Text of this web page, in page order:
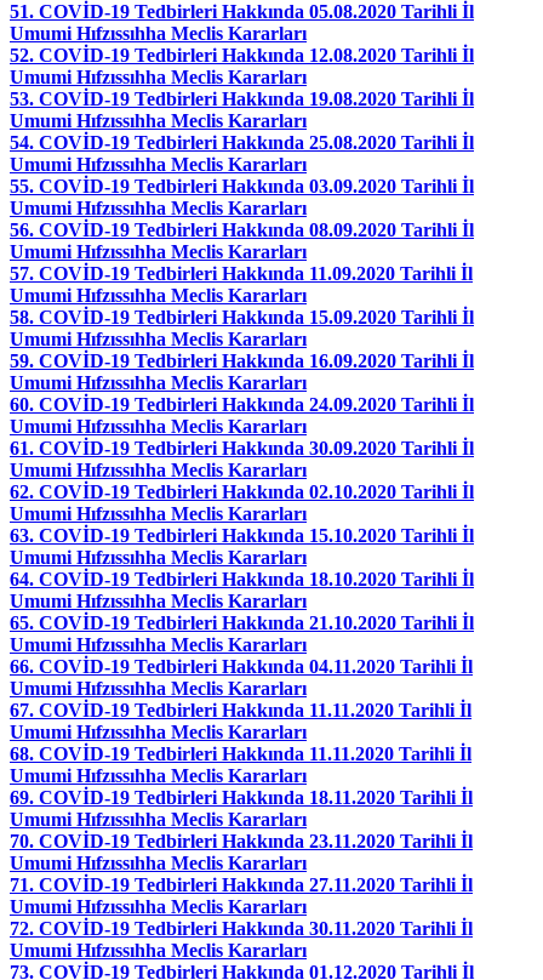
51. COVİD-19 Tedbirleri Hakkında 05.08.2020 Tarihli İl
Umumi Hıfzıssıhha Meclis Kararları
52. COVİD-19 Tedbirleri Hakkında 12.08.2020 Tarihli İl
Umumi Hıfzıssıhha Meclis Kararları
53. COVİD-19 Tedbirleri Hakkında 19.08.2020 Tarihli İl
Umumi Hıfzıssıhha Meclis Kararları
54. COVİD-19 Tedbirleri Hakkında 25.08.2020 Tarihli İl
Umumi Hıfzıssıhha Meclis Kararları
55. COVİD-19 Tedbirleri Hakkında 03.09.2020 Tarihli İl
Umumi Hıfzıssıhha Meclis Kararları
56. COVİD-19 Tedbirleri Hakkında 08.09.2020 Tarihli İl
Umumi Hıfzıssıhha Meclis Kararları
57. COVİD-19 Tedbirleri Hakkında 11.09.2020 Tarihli İl
Umumi Hıfzıssıhha Meclis Kararları
58. COVİD-19 Tedbirleri Hakkında 15.09.2020 Tarihli İl
Umumi Hıfzıssıhha Meclis Kararları
59. COVİD-19 Tedbirleri Hakkında 16.09.2020 Tarihli İl
Umumi Hıfzıssıhha Meclis Kararları
60. COVİD-19 Tedbirleri Hakkında 24.09.2020 Tarihli İl
Umumi Hıfzıssıhha Meclis Kararları
61. COVİD-19 Tedbirleri Hakkında 30.09.2020 Tarihli İl
Umumi Hıfzıssıhha Meclis Kararları
62. COVİD-19 Tedbirleri Hakkında 02.10.2020 Tarihli İl
Umumi Hıfzıssıhha Meclis Kararları
63. COVİD-19 Tedbirleri Hakkında 15.10.2020 Tarihli İl
Umumi Hıfzıssıhha Meclis Kararları
64. COVİD-19 Tedbirleri Hakkında 18.10.2020 Tarihli İl
Umumi Hıfzıssıhha Meclis Kararları
65. COVİD-19 Tedbirleri Hakkında 21.10.2020 Tarihli İl
Umumi Hıfzıssıhha Meclis Kararları
66. COVİD-19 Tedbirleri Hakkında 04.11.2020 Tarihli İl
Umumi Hıfzıssıhha Meclis Kararları
67. COVİD-19 Tedbirleri Hakkında 11.11.2020 Tarihli İl
Umumi Hıfzıssıhha Meclis Kararları
68. COVİD-19 Tedbirleri Hakkında 11.11.2020 Tarihli İl
Umumi Hıfzıssıhha Meclis Kararları
69. COVİD-19 Tedbirleri Hakkında 18.11.2020 Tarihli İl
Umumi Hıfzıssıhha Meclis Kararları
70. COVİD-19 Tedbirleri Hakkında 23.11.2020 Tarihli İl
Umumi Hıfzıssıhha Meclis Kararları
71. COVİD-19 Tedbirleri Hakkında 27.11.2020 Tarihli İl
Umumi Hıfzıssıhha Meclis Kararları
72. COVİD-19 Tedbirleri Hakkında 30.11.2020 Tarihli İl
Umumi Hıfzıssıhha Meclis Kararları
73. COVİD-19 Tedbirleri Hakkında 01.12.2020 Tarihli İl